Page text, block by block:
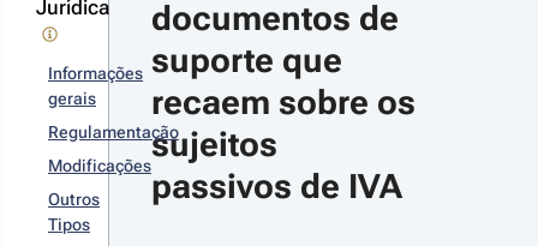
Jurídica
Informações
gerais
Regulamentação
Modificações
Outros
Tipos
documentos de
suporte que
recaem sobre os
sujeitos
passivos de IVA